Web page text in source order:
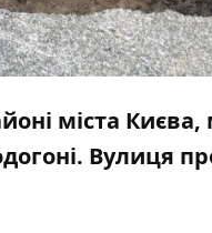
міста Києва,
Вулиця